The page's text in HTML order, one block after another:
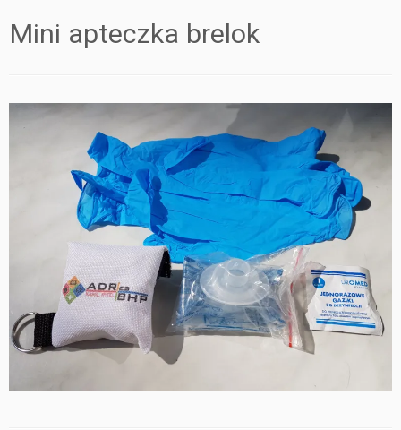
Mini apteczka brelok